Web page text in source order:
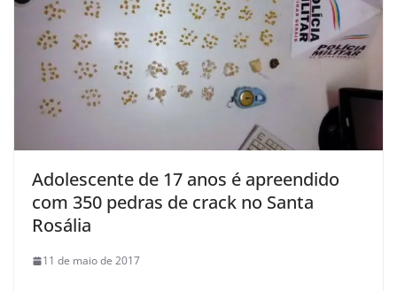
Adolescente de 17 anos é apreendido
com 350 pedras de crack no Santa
Rosália
11 de maio de 2017